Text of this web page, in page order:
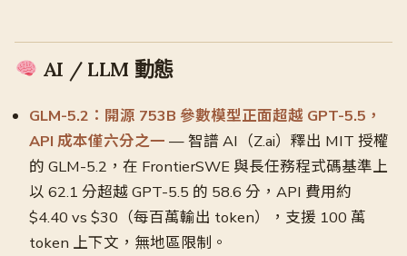
AI / LLM 動態
GLM-5.2：開源 753B 參數模型正面超越 GPT-5.5，
API 成本僅六分之一 — 智譜 AI（Z.ai）釋出 MIT 授權
的 GLM-5.2，在 FrontierSWE 與長任務程式碼基準上
以 62.1 分超越 GPT-5.5 的 58.6 分，API 費用約
$4.40 vs $30（每百萬輸出 token），支援 100 萬
token 上下文，無地區限制。